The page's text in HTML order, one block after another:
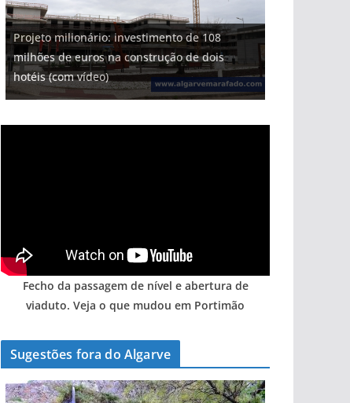
Projeto milionário: investimento de 108
milhões de euros na construção de dois
hotéis (com vídeo)
Fecho da passagem de nível e abertura de
viaduto. Veja o que mudou em Portimão
Sugestões fora do Algarve